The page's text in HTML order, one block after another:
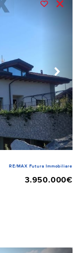
RE/MAX Futura Immobiliare
3.950.000€